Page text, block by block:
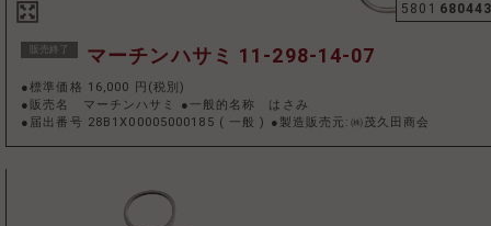
5801
販売終了 マーチンハサミ 11-298-14-07
●標準価格 16,000 円(税別)
●販売名 マーチンハサミ ●一般的名称 はさみ
●届出番号 28B1X00005000185 ( 一般) ●製造販売元:㈱茂久田商会